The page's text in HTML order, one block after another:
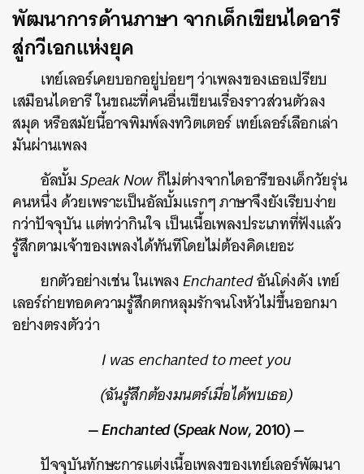
พัฒนาการด้านภาษา จากเด็กเขียนไดอารี
สู่กวีเอกแห่งยุค
เทย์เลอร์เคยบอกอยู่บ่อยๆ ว่าเพลงของเธอเปรียบ
เสมือนไดอารี ในขณะที่คนอื่นเขียนเรื่องราวส่วนตัวลง
สมุด หรือสมัยนี้อาจพิมพ์ลงทวิตเตอร์ เทย์เลอร์เลือกเล่า
มันผ่านเพลง
อัลบั้มSpeak Nowก็ไม่ต่างจากไดอารีของเด็กวัยรุ่น
คนหนึ่ง ด้วยเพราะเป็นอัลบั้มแรกๆ ภาษาจึงยังเรียบง่าย
กว่าปัจจุบัน แต่ทว่ากินใจ เป็นเนื้อเพลงประเภทที่ฟังแล้ว
รู้สึกตามเจ้าของเพลงได้ทันทีโดยไม่ต้องคิดเยอะ
ยกตัวอย่างเช่น ในเพลงEnchantedอันโด่งดัง เทย์
เลอร์ถ่ายทอดความรู้สึกตกหลุมรักจนโงหัวไม่ขึ้นออกมา
อย่างตรงตัวว่า
I was enchanted to meet you
(ฉันรู้สึกต้องมนตร์เมื่อได้พบเธอ)
—Enchanted(Speak Now, 2010) —
ปัจจุบันทักษะการแต่งเนื้อเพลงของเทย์เลอร์พัฒนา